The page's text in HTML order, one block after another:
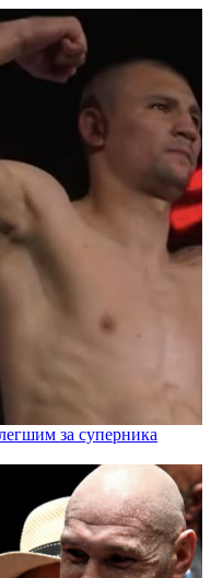
за суперника